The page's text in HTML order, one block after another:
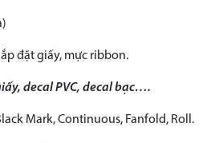
đặt giấy, mực ribbon.
decal PVC, decal bạc….
Mark, Continuous, Fanfold, Roll.